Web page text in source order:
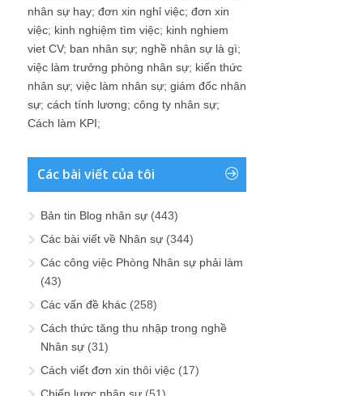
nhân sự hay; đơn xin nghỉ việc; đơn xin
việc; kinh nghiệm tìm việc; kinh nghiem
viet CV; ban nhân sự; nghề nhân sự là gì;
việc làm trưởng phòng nhân sự; kiến thức
nhân sự; việc làm nhân sự; giám đốc nhân
sự; cách tính lương; công ty nhân sự;
Cách làm KPI;
Các bài viết của tôi
Bản tin Blog nhân sự (443)
Các bài viết về Nhân sự (344)
Các công việc Phòng Nhân sự phải làm
(43)
Các vấn đề khác (258)
Cách thức tăng thu nhập trong nghề
Nhân sự (31)
Cách viết đơn xin thôi việc (17)
Chiến lược nhân sự (51)